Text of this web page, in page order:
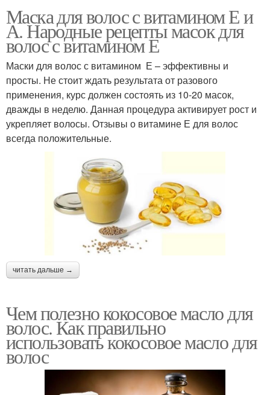
Маска для волос с витамином Е и
А. Народные рецепты масок для
волос с витамином Е
Маски для волос с витамином Е – эффективны и
просты. Не стоит ждать результата от разового
применения, курс должен состоять из 10-20 масок,
дважды в неделю. Данная процедура активирует рост и
укрепляет волосы. Отзывы о витамине Е для волос
всегда положительные.
читать дальше →
Чем полезно кокосовое масло для
волос. Как правильно
использовать кокосовое масло для
волос